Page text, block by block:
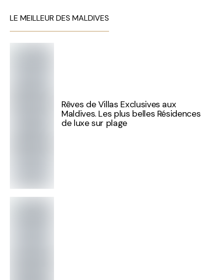
LE MEILLEUR DES MALDIVES
Rêves de Villas Exclusives aux
Maldives. Les plus belles Résidences
de luxe sur plage